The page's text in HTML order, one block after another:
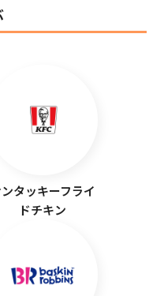
タッキーフライ
ドチキン